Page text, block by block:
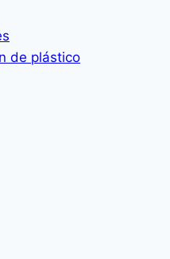
de plástico